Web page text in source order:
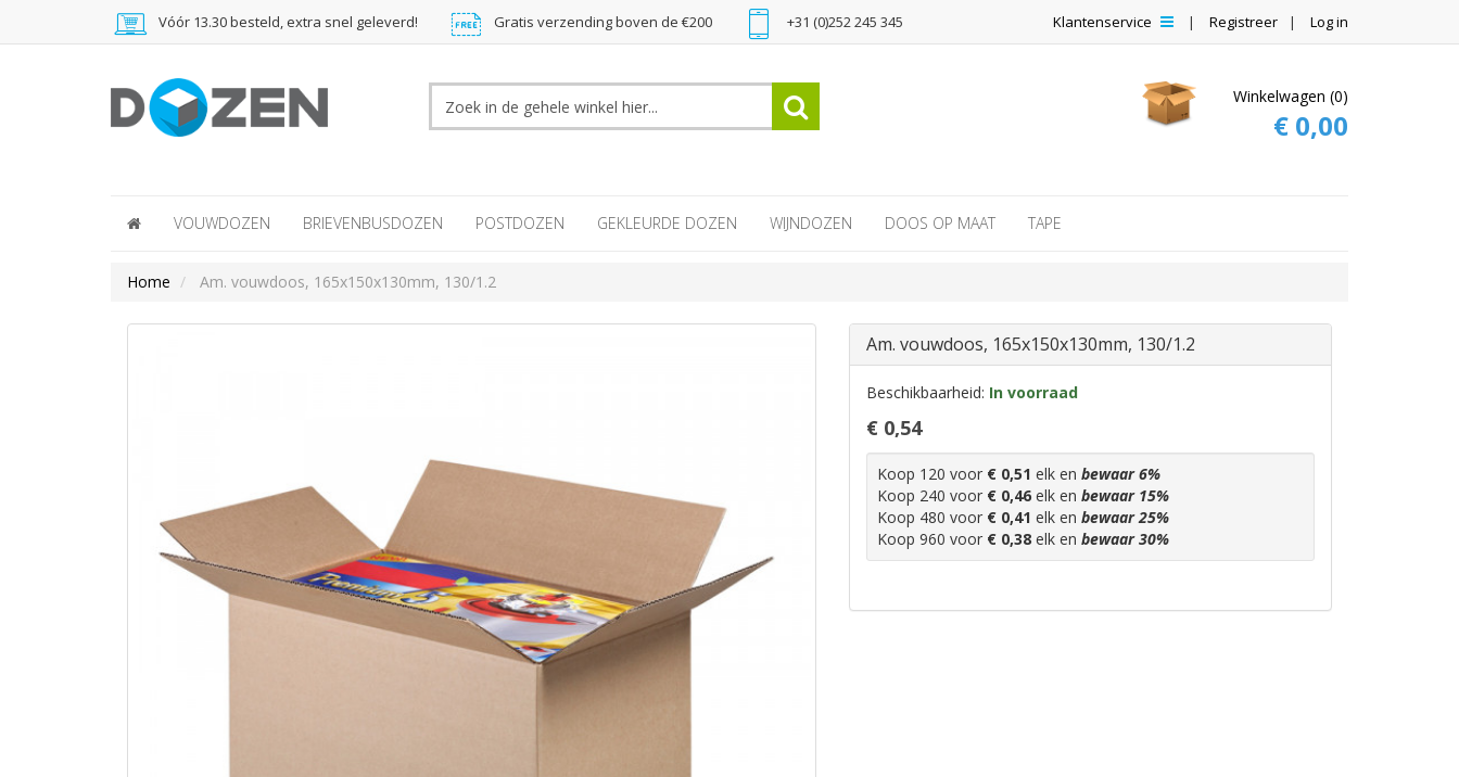
Vóór 13.30 besteld, extra snel geleverd! Gratis verzending boven de €200 +31 (0)252 245 345 Klantenservice Registreer Log in
Winkelwagen (0)
€ 0,00
VOUWDOZEN BRIEVENBUSDOZEN POSTDOZEN GEKLEURDE DOZEN WIJNDOZEN DOOS OP MAAT TAPE
Home Am. vouwdoos, 165x150x130mm, 130/1.2
Am. vouwdoos, 165x150x130mm, 130/1.2
Beschikbaarheid: In voorraad
€ 0,54
Koop 120 voor € 0,51 elk en bewaar6%
Koop 240 voor € 0,46 elk en bewaar 15%
Koop 480 voor € 0,41 elk en bewaar25%
Koop 960 voor € 0,38 elk en bewaar30%